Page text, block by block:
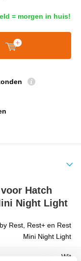
= morgen in huis!
Hatch
Night Light
Rest, Rest+ en Rest
Mini Night Light
Wit